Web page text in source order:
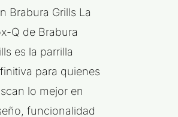
Brabura Grills La
Q de Brabura
es la parrilla
para quienes
lo mejor en
funcionalidad